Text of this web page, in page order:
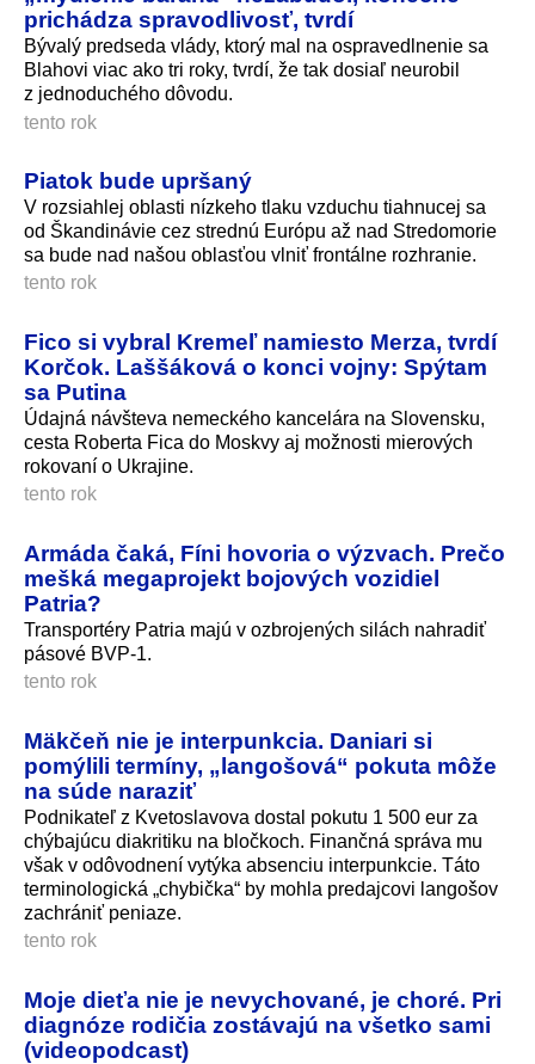
prichádza spravodlivosť, tvrdí
Bývalý predseda vlády, ktorý mal na ospravedlnenie sa
Blahovi viac ako tri roky, tvrdí, že tak dosiaľ neurobil
z jednoduchého dôvodu.
tento rok
Piatok bude upršaný
V rozsiahlej oblasti nízkeho tlaku vzduchu tiahnucej sa
od Škandinávie cez strednú Európu až nad Stredomorie
sa bude nad našou oblasťou vlniť frontálne rozhranie.
tento rok
Fico si vybral Kremeľ namiesto Merza, tvrdí
Korčok. Laššáková o konci vojny: Spýtam
sa Putina
Údajná návšteva nemeckého kancelára na Slovensku,
cesta Roberta Fica do Moskvy aj možnosti mierových
rokovaní o Ukrajine.
tento rok
Armáda čaká, Fíni hovoria o výzvach. Prečo
mešká megaprojekt bojových vozidiel
Patria?
Transportéry Patria majú v ozbrojených silách nahradiť
pásové BVP-1.
tento rok
Mäkčeň nie je interpunkcia. Daniari si
pomýlili termíny, „langošová“ pokuta môže
na súde naraziť
Podnikateľ z Kvetoslavova dostal pokutu 1 500 eur za
chýbajúcu diakritiku na bločkoch. Finančná správa mu
však v odôvodnení vytýka absenciu interpunkcie. Táto
terminologická „chybička“ by mohla predajcovi langošov
zachrániť peniaze.
tento rok
Moje dieťa nie je nevychované, je choré. Pri
diagnóze rodičia zostávajú na všetko sami
(videopodcast)